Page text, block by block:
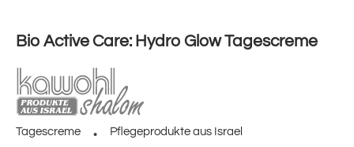
Bio Active Care: Hydro Glow Tagescreme
Tagescreme Pflegeprodukte aus Israel